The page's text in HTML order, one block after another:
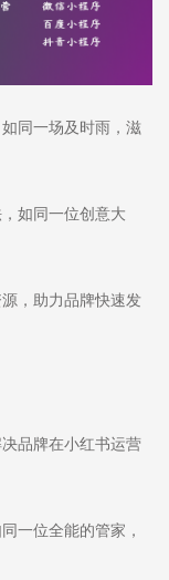
同一场及时雨，滋
如同一位创意大
，助力品牌快速发
品牌在小红书运营
一位全能的管家，